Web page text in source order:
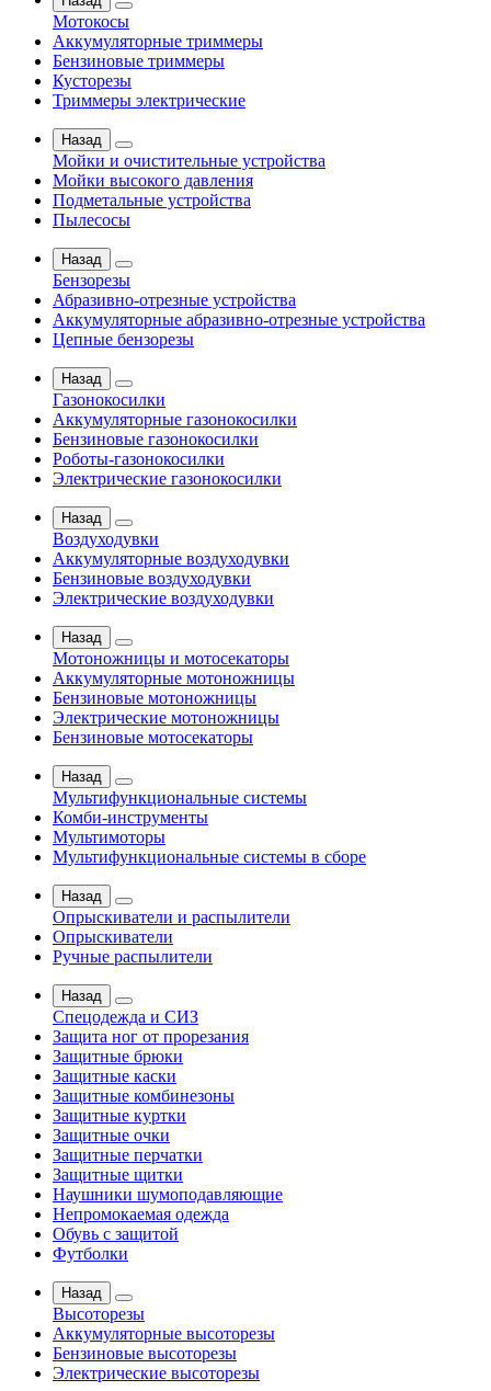
Мотокосы
Аккумуляторные триммеры
Бензиновые триммеры
Кусторезы
Триммеры электрические
Назад
Мойки и очистительные устройства
Мойки высокого давления
Подметальные устройства
Пылесосы
Назад
Бензорезы
Абразивно-отрезные устройства
Аккумуляторные абразивно-отрезные устройства
Цепные бензорезы
Назад
Газонокосилки
Аккумуляторные газонокосилки
Бензиновые газонокосилки
Роботы-газонокосилки
Электрические газонокосилки
Назад
Воздуходувки
Аккумуляторные воздуходувки
Бензиновые воздуходувки
Электрические воздуходувки
Назад
Мотоножницы и мотосекаторы
Аккумуляторные мотоножницы
Бензиновые мотоножницы
Электрические мотоножницы
Бензиновые мотосекаторы
Назад
Мультифункциональные системы
Комби-инструменты
Мультимоторы
Мультифункциональные системы в сборе
Назад
Опрыскиватели и распылители
Опрыскиватели
Ручные распылители
Назад
Спецодежда и СИЗ
Защита ног от прорезания
Защитные брюки
Защитные каски
Защитные комбинезоны
Защитные куртки
Защитные очки
Защитные перчатки
Защитные щитки
Наушники шумоподавляющие
Непромокаемая одежда
Обувь с защитой
Футболки
Назад
Высоторезы
Аккумуляторные высоторезы
Бензиновые высоторезы
Электрические высоторезы